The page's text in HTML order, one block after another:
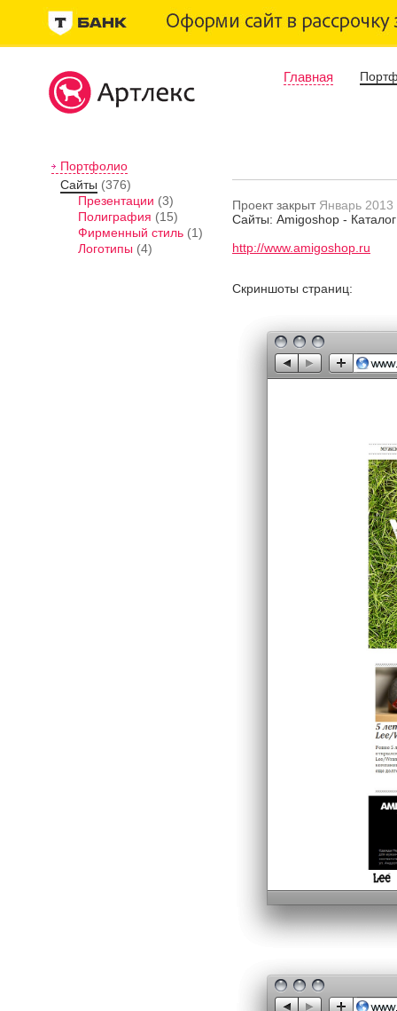
Главная
Портфолио
Сайты (376)
Презентации (3)
Полиграфия (15)
Фирменный стиль (1)
Логотипы (4)
Проект закрыт Январь 2013
Сайты: Amigoshop -
http://www.amigoshop.ru
Скриншоты страниц: